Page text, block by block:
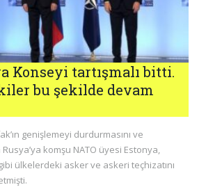
Konseyi tartışmalı bitti.
bu şekilde devam
genişlemeyi durdurmasını ve
Rusya’ya komşu NATO üyesi Estonya,
ülkelerdeki asker ve askeri teçhizatını